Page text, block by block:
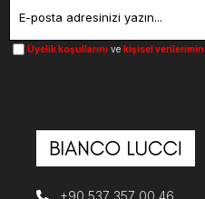
Üyelik koşullarını ve kişisel verilerimin
+90 537 357 00 46